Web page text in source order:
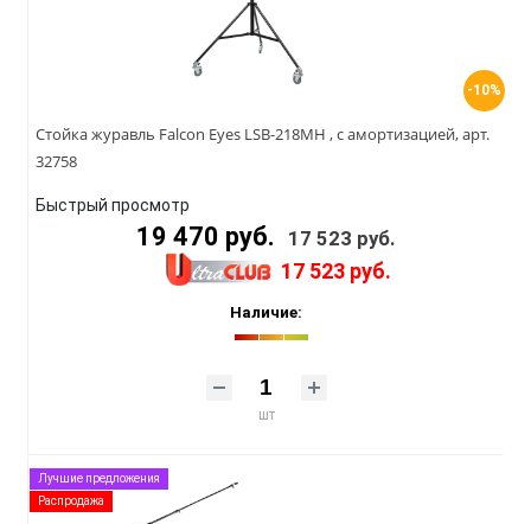
-10%
Стойка журавль Falcon Eyes LSB-218MH , с амортизацией, арт.
32758
Быстрый просмотр
19 470 руб. 17 523 руб.
17 523 руб.
Наличие:
шт
Лучшие предложения
Распродажа